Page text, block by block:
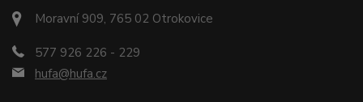
Moravní 909, 765 02 Otrokovice
577 926 226 - 229
hufa@hufa.cz